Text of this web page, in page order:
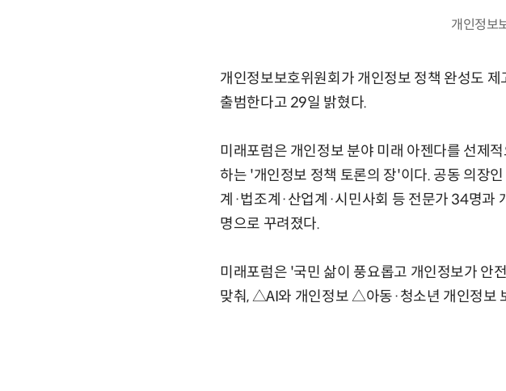
개인정보
개인정보보호위원회가 개인정보 정책 완성도
출범한다고 29일 밝혔다.
미래포럼은 개인정보 분야 미래 아젠다를 선제
하는 '개인정보 정책 토론의 장'이다. 공동 의장
계·법조계·산업계·시민사회 등 전문가 34명과
명으로 꾸려졌다.
미래포럼은 '국민 삶이 풍요롭고 개인정보가 안
맞춰, △AI와 개인정보 △아동·청소년 개인정보